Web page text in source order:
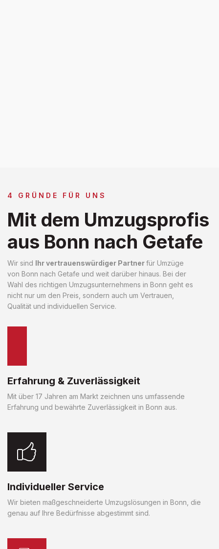
4 GRÜNDE FÜR UNS
Mit dem Umzugsprofis
aus Bonn nach Getafe
Wir sind Ihr vertrauenswürdiger Partnerfür Umzüge
von Bonn nach Getafe und weit darüber hinaus. Bei der
Wahl des richtigen Umzugsunternehmens in Bonn geht es
nicht nur um den Preis, sondern auch um Vertrauen,
Qualität und individuellen Service.
Erfahrung & Zuverlässigkeit
Mit über 17 Jahren am Markt zeichnen uns umfassende
Erfahrung und bewährte Zuverlässigkeit in Bonn aus.
Individueller Service
Wir bieten maßgeschneiderte Umzugslösungen in Bonn, die
genau auf Ihre Bedürfnisse abgestimmt sind.